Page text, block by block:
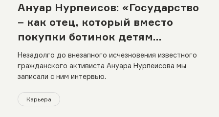
Ануар Нурпеисов: «Государство
– как отец, который вместо
покупки ботинок детям
устраивает той»
Незадолго до внезапного исчезновения известного
гражданского активиста Ануара Нурпеисова мы
записали с ним интервью.
Карьера